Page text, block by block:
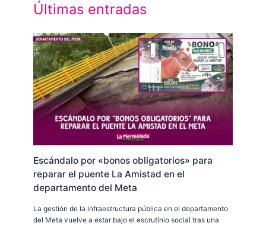
Últimas entradas
Escándalo por «bonos obligatorios» para
reparar el puente La Amistad en el
departamento del Meta
La gestión de la infraestructura pública en el departamento
del Meta vuelve a estar bajo el escrutinio social tras una